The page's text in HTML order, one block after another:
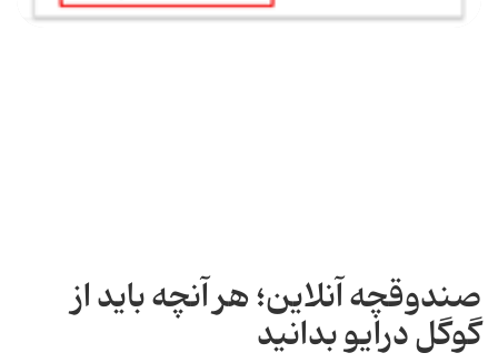
صندوقچه آنلاین؛ هر آنچه باید از
گوگل درایو بدانید